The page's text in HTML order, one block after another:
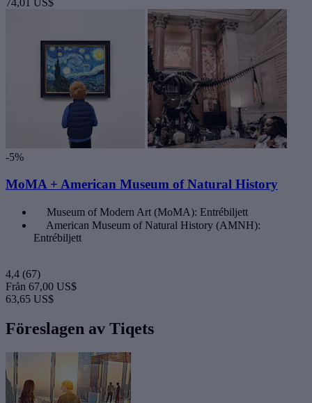
74,01 US$
-5%
MoMA + American Museum of Natural History
Museum of Modern Art (MoMA): Entrébiljett
American Museum of Natural History (AMNH):
Entrébiljett
4,4 (67)
Från 67,00 US$
63,65 US$
Föreslagen av Tiqets